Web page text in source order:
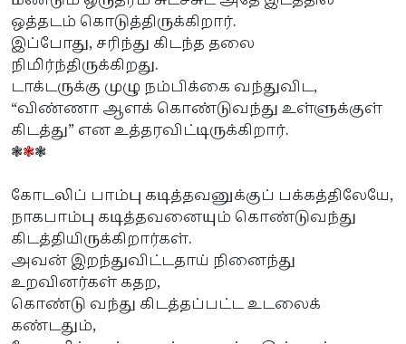
ஒத்தடம் கொடுத்திருக்கிறார்.
இப்போது, சரிந்து கிடந்த தலை
நிமிர்ந்திருக்கிறது.
டாக்டருக்கு முழு நம்பிக்கை வந்துவிட,
“விண்ணா ஆளக் கொண்டுவந்து உள்ளுக்குள்
கிடத்து” என உத்தரவிட்டிருக்கிறார்.
❃❃❃
கோடலிப் பாம்பு கடித்தவனுக்குப் பக்கத்திலேயே,
நாகபாம்பு கடித்தவனையும் கொண்டுவந்து
கிடத்தியிருக்கிறார்கள்.
அவன் இறந்துவிட்டதாய் நினைந்து
உறவினர்கள் கதற,
கொண்டு வந்து கிடத்தப்பட்ட உடலைக்
கண்டதும்,